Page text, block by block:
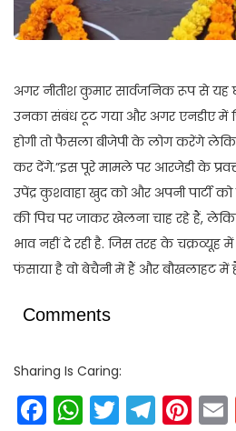
अगर नीतीश कुमार सार्वजनिक रूप से
उनका संबंध टूट गया और अगर एनडीए में
होगी तो फैसला बीजेपी के लोग करेंगे
कर देंगे.”इस पूरे मामले पर आरजेडी के
उपेंद्र कुशवाहा खुद को और अपनी पार्टी
की पिच पर जाकर खेलना चाह रहे हैं,
भाव नहीं दे रही है. जिस तरह के चक्रव्यूह
फंसाया है वो बेचैनी में हैं और बौखलाहट में
Comments
Sharing Is Caring:
Facebook
WhatsApp
Twitter